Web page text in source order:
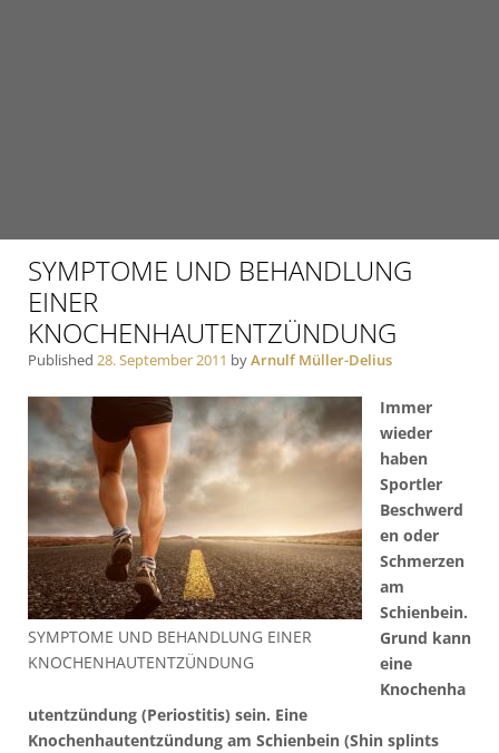
SYMPTOME UND BEHANDLUNG
EINER
KNOCHENHAUTENTZÜNDUNG
Published 28. September 2011 byArnulf Müller-Delius
SYMPTOME UND BEHANDLUNG EINER
KNOCHENHAUTENTZÜNDUNG
Immer
wieder
haben
Sportler
Beschwerd
en oder
Schmerzen
am
Schienbein.
Grund kann
eine
Knochenha
utentzündung (Periostitis) sein. Eine
Knochenhautentzündung am Schienbein (Shin splints